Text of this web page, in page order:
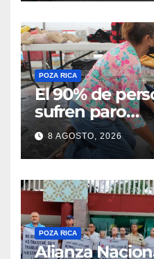
POZA RICA
El 90% de
sufren paro
8 AGOSTO, 2026
POZA RICA
Alianza